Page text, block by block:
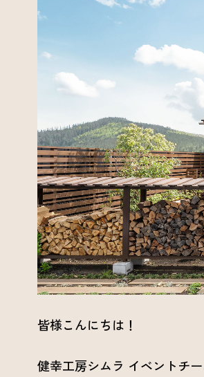
皆様こんにちは！
健幸工房シムラ イベントチ